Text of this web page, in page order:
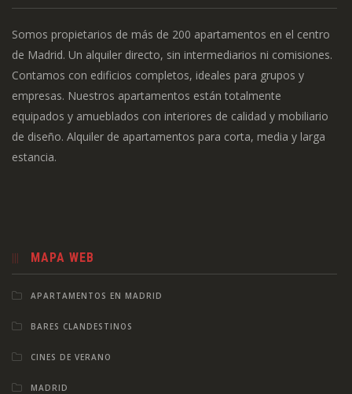
Somos propietarios de más de 200 apartamentos en el centro
de Madrid. Un alquiler directo, sin intermediarios ni comisiones.
Contamos con edificios completos, ideales para grupos y
empresas. Nuestros apartamentos están totalmente
equipados y amueblados con interiores de calidad y mobiliario
de diseño. Alquiler de apartamentos para corta, media y larga
estancia.
MAPA WEB
APARTAMENTOS EN MADRID
BARES CLANDESTINOS
CINES DE VERANO
MADRID